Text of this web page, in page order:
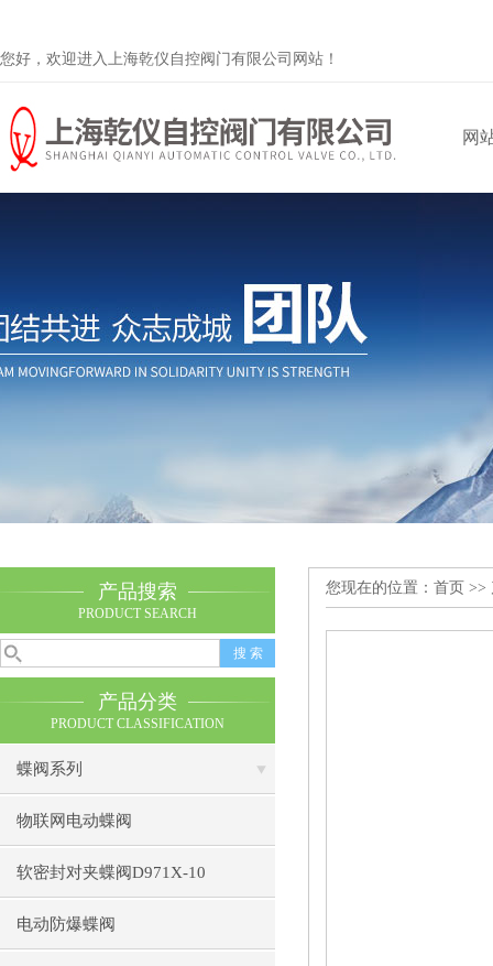
您好，欢迎进入上海乾仪自控阀门有限公司网站！
网
产品搜索
PRODUCT SEARCH
产品分类
PRODUCT CLASSIFICATION
蝶阀系列
物联网电动蝶阀
软密封对夹蝶阀D971X-10
电动防爆蝶阀
您现在的位置： 首页 >>